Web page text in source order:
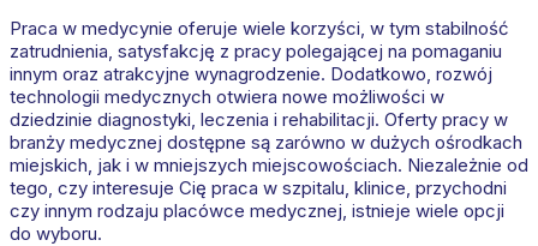
Praca w medycynie oferuje wiele korzyści, w tym stabilność
zatrudnienia, satysfakcję z pracy polegającej na pomaganiu
innym oraz atrakcyjne wynagrodzenie. Dodatkowo, rozwój
technologii medycznych otwiera nowe możliwości w
dziedzinie diagnostyki, leczenia i rehabilitacji. Oferty pracy w
branży medycznej dostępne są zarówno w dużych ośrodkach
miejskich, jak i w mniejszych miejscowościach. Niezależnie od
tego, czy interesuje Cię praca w szpitalu, klinice, przychodni
czy innym rodzaju placówce medycznej, istnieje wiele opcji
do wyboru.